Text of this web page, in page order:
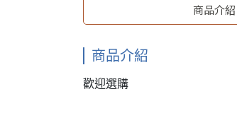
商品介紹
商品介紹
歡迎選購